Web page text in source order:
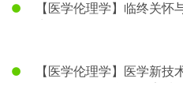
【医学伦理学】临终关怀
【医学伦理学】医学新技